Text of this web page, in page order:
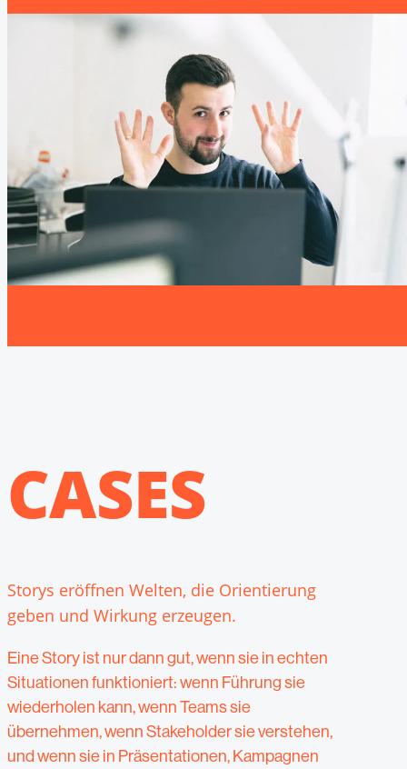
CASES
Storys eröffnen Welten, die Orientierung
geben und Wirkung erzeugen.
Eine Story ist nur dann gut, wenn sie in echten
Situationen funktioniert: wenn Führung sie
wiederholen kann, wenn Teams sie
übernehmen, wenn Stakeholder sie verstehen,
und wenn sie in Präsentationen, Kampagnen